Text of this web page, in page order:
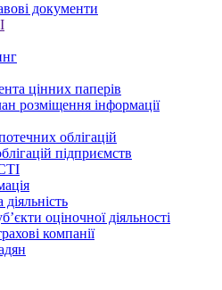
документи
цінних паперів
розміщення інформації
облігацій
підприємств
оціночної діяльності
компанії